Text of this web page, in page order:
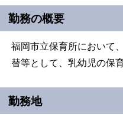
勤務の概要
福岡市立保育所において
替等として、乳幼児の保
勤務地